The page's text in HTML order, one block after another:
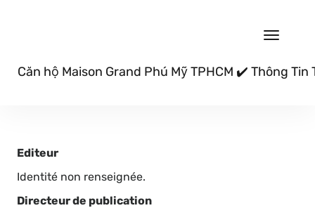
Toggle
Căn hộ Maison Grand Phú Mỹ TPHCM ✔️ Thông Tin
Editeur
Identité non renseignée.
Directeur de publication